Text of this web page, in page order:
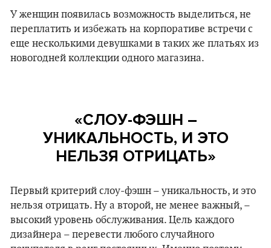
У женщин появилась возможность выделиться, не
переплатить и избежать на корпоративе встречи с
еще несколькими девушками в таких же платьях из
новогодней коллекции одного магазина.
«СЛОУ-ФЭШН –
УНИКАЛЬНОСТЬ, И ЭТО
НЕЛЬЗЯ ОТРИЦАТЬ»
Первый критерий слоу-фэшн – уникальность, и это
нельзя отрицать. Ну а второй, не менее важный, –
высокий уровень обслуживания. Цель каждого
дизайнера – перевести любого случайного